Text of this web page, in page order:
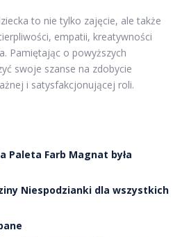
to nie tylko zajęcie, ale także
empatii, kreatywności
Pamiętając o powyższych
swoje szanse na zdobycie
i satysfakcjonującej roli.
Paleta Farb Magnat była
Niespodzianki dla wszystkich